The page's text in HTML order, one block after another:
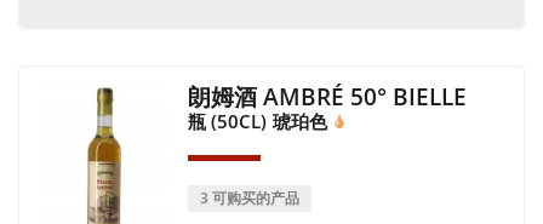
朗姆酒 AMBRÉ 50° BIELLE
瓶 (50CL) 琥珀色
3 可购买的产品